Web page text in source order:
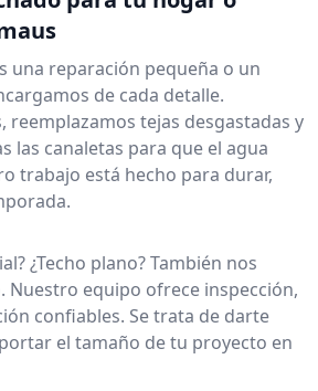
una reparación pequeña o un
de cada detalle.
reemplazamos tejas desgastadas y
las canaletas para que el agua
trabajo está hecho para durar,
¿Techo plano? También nos
Nuestro equipo ofrece inspección,
confiables. Se trata de darte
el tamaño de tu proyecto en